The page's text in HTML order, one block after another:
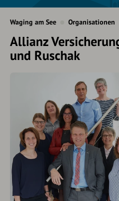
Waging am See Organisationen
Allianz
und Ruschak